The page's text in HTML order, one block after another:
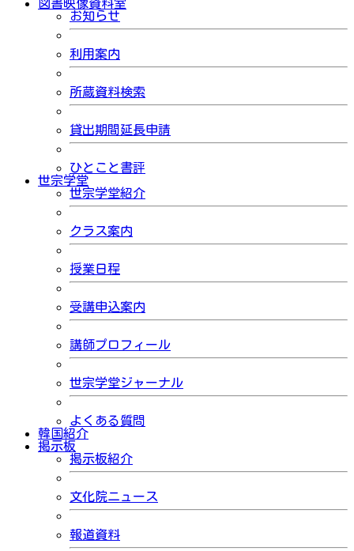
図書映像資料室
お知らせ
利用案内
所蔵資料検索
貸出期間延長申請
ひとこと書評
世宗学堂
世宗学堂紹介
クラス案内
授業日程
受講申込案内
講師プロフィール
世宗学堂ジャーナル
よくある質問
韓国紹介
掲示板
掲示板紹介
文化院ニュース
報道資料